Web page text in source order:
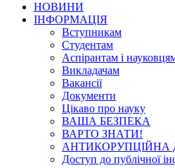
НОВИНИ
ІНФОРМАЦІЯ
Вступникам
Студентам
Аспірантам і
Викладачам
Вакансії
Документи
Цікаво про науку
ВАША БЕЗПЕКА
ВАРТО ЗНАТИ!
АНТИКОРУПЦІЙНА
Доступ до публічної